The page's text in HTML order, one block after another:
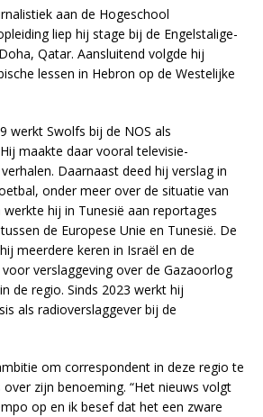
aan de Hogeschool
liep hij stage bij de Engelstalige-
Qatar. Aansluitend volgde hij
lessen in Hebron op de Westelijke
werkt Swolfs bij de NOS als
maakte daar vooral televisie­
Daarnaast deed hij verslag in
onder meer over de situatie van
hij in Tunesië aan reportages
de Europese Unie en Tunesië. De
meerdere keren in Israël en de
verslaggeving over de Gazaoorlog
de regio. Sinds 2023 werkt hij
als radioverslaggever bij de
om correspondent in deze regio te
zijn benoeming. “Het nieuws volgt
op en ik besef dat het een zware